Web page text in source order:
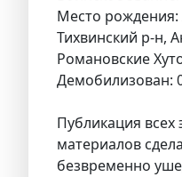
Место рождения:
Тихвинский р-н,
Романовские
Демобилизован:
Публикация всех
материалов
безвременно